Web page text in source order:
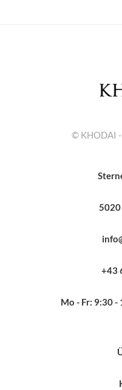
© KHODAI -
5020
+43
Mo - Fr: 9:30 -